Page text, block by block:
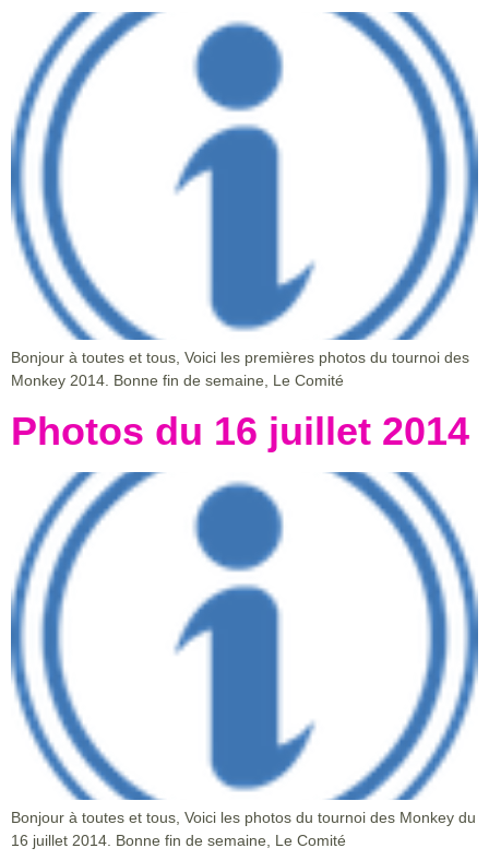
Bonjour à toutes et tous, Voici les premières photos du tournoi des
Monkey 2014. Bonne fin de semaine, Le Comité
Photos du 16 juillet 2014
Bonjour à toutes et tous, Voici les photos du tournoi des Monkey du
16 juillet 2014. Bonne fin de semaine, Le Comité